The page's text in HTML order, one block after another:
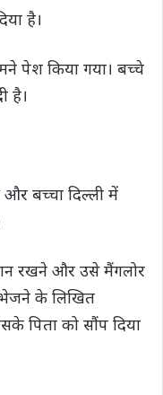
है।
पेश किया गया। बच्चे
है।
बच्चा दिल्ली में
रखने और उसे मैंगलोर
भेजने के लिखित
पिता को सौंप दिया